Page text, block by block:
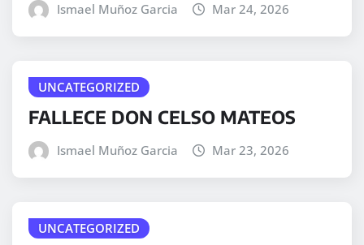
Ismael Muñoz Garcia Mar 24, 2026
UNCATEGORIZED
FALLECE DON CELSO MATEOS
Ismael Muñoz Garcia Mar 23, 2026
UNCATEGORIZED